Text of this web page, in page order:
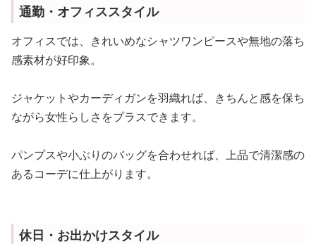
通勤・オフィススタイル
オフィスでは、きれいめなシャツワンピースや無地の落ち
感素材が好印象。
ジャケットやカーディガンを羽織れば、きちんと感を保ち
ながら女性らしさをプラスできます。
パンプスや小ぶりのバッグを合わせれば、上品で清潔感の
あるコーデに仕上がります。
休日・お出かけスタイル